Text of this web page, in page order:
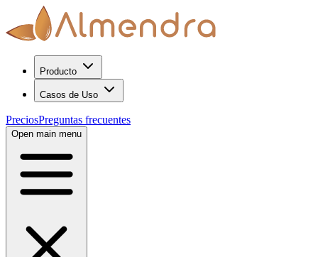
Producto
Casos de Uso
PreciosPreguntas frecuentes
Open main menu